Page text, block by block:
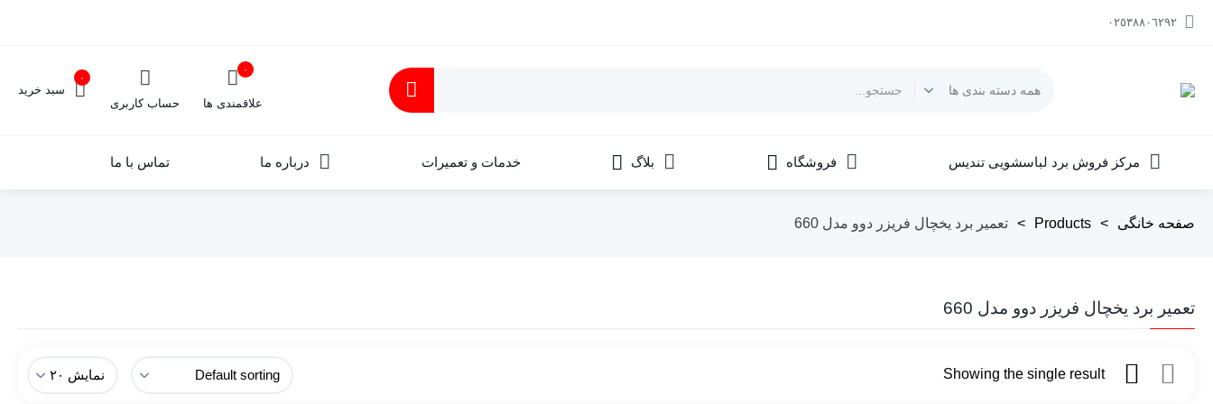
٠٢٥٣٨٨٠٦٢٩٢
۰
سبد خرید
حساب کاربری
۰
علاقمندی ها
مرکز فروش برد لباسشویی تندیس فروشگاه بلاگ خدمات و تعمیرات درباره ما تماس با ما
صفحه خانگی >
Products
> تعمیر برد یخچال فریزر دوو مدل 660
تعمیر برد یخچال فریزر دوو مدل 660
Showing the single result